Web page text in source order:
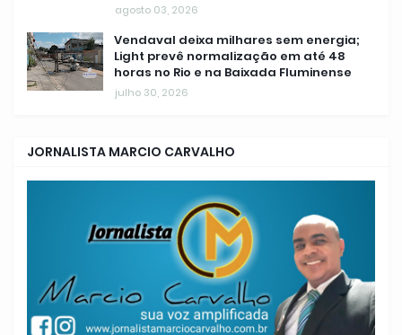
agosto 03, 2026
Vendaval deixa milhares sem energia;
Light prevê normalização em até 48
horas no Rio e na Baixada Fluminense
julho 30, 2026
JORNALISTA MARCIO CARVALHO